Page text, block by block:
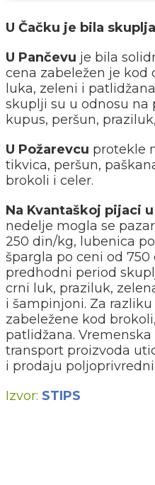
U Čačku je bila
U Pančevu je bila
cena zabeležen je kod
luka, zeleni i
skuplji su u odnosu
kupus, peršun,
U Požarevcu protekle
tikvica, peršun,
brokoli i celer.
Na Kvantaškoj pijaci
nedelje mogla se
250 din/kg, lubenica
špargla po ceni od 750
predhodni period
crni luk, praziluk,
i šampinjoni. Za
zabeležene kod
patlidžana.
transport proizvoda
i prodaju
Izvor: STIPS